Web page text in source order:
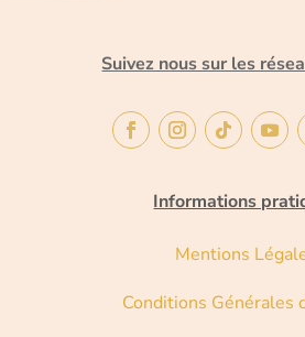
Suivez nous sur les
Informations
Mentions
Conditions Générales